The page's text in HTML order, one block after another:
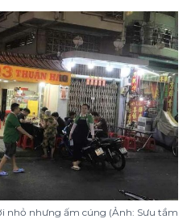
nhỏ nhưng ấm cúng (Ảnh: Sưu tầm